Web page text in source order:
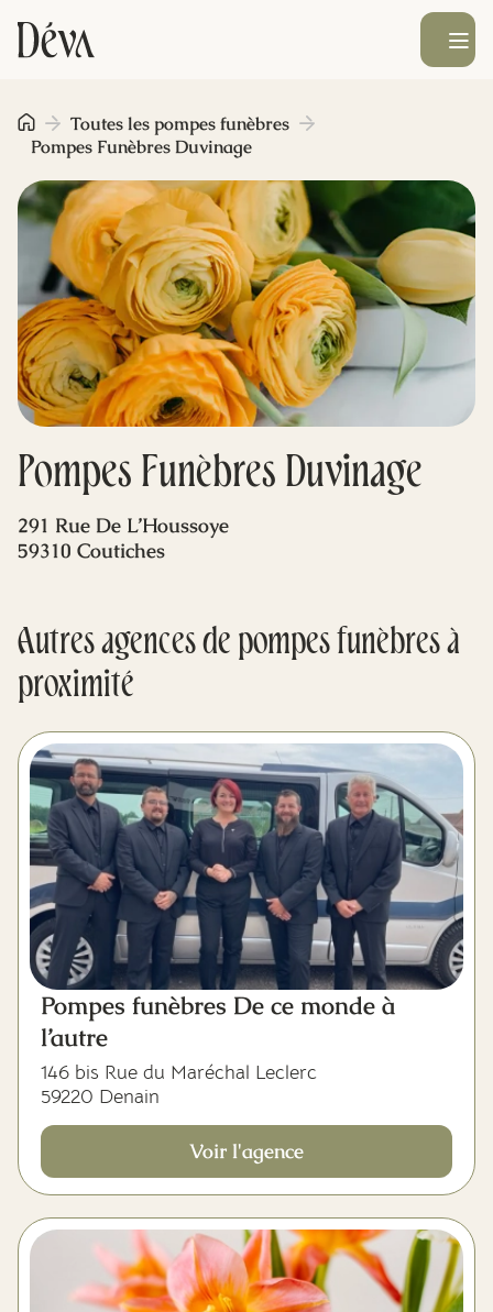
Obsèques
Prévoyance
Monument funéraire
Livraison de fleurs
Blog
Ouvrir le
Pompes Funèbres Duvinage
Toutes les pompes funèbres
Pompes Funèbres Duvinage
291 Rue De L’Houssoye
59310 Coutiches
Autres agences de pompes funèbres à
proximité
Pompes funèbres De ce monde à
l’autre
146 bis Rue du Maréchal Leclerc
59220 Denain
Voir l'agence